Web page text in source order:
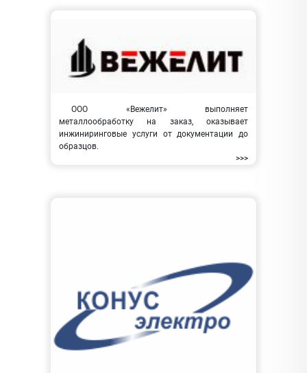
ООО «Вежелит» выполняет
металлообработку на заказ, оказывает
инжиниринговые услуги от документации до
образцов.
>>>